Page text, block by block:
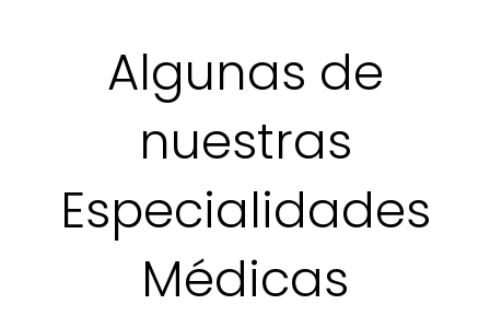
Algunas de
nuestras
Especialidades
Médicas